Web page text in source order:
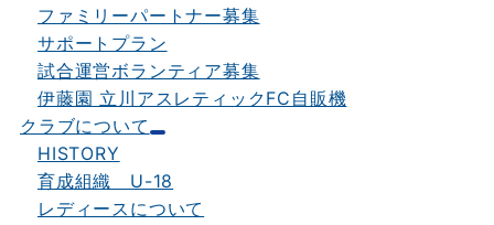
ファミリーパートナー募集
サポートプラン
試合運営ボランティア募集
伊藤園 立川アスレティックFC自販機
クラブについて
HISTORY
育成組織 U-18
レディースについて